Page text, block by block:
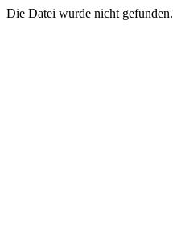
Die Datei wurde nicht gefunden.